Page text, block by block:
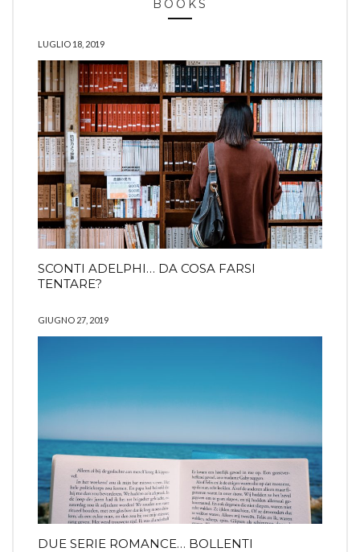
BOOKS
LUGLIO 18, 2019
SCONTI ADELPHI… DA COSA FARSI
TENTARE?
GIUGNO 27, 2019
DUE SERIE ROMANCE… BOLLENTI